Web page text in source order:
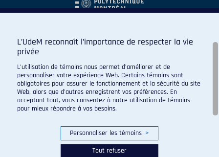
L’UdeM reconnaît l’importance de respecter la vie
privée
L’utilisation de témoins nous permet d’améliorer et de
personnaliser votre expérience Web. Certains témoins sont
obligatoires pour assurer le fonctionnement et la sécurité du site
Web, alors que d’autres enregistrent vos préférences. En
acceptant tout, vous consentez à notre utilisation de témoins
pour mieux répondre à vos besoins.
Personnaliser les témoins >
Tout refuser